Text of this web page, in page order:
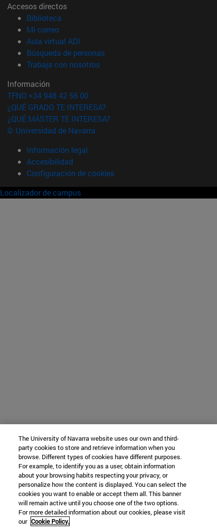
Accesos directos
Biblioteca
Mi correo(abre en nueva ventana)
Aula virtual ADI
Búsqueda de personas(abre en nueva ventana)
Trabaja con nosotros(abre en nueva ventana)
Información
TFNO +34 948 42 56 00
¿QUÉ GRADO TE INTERESA?
¿QUÉ MÁSTER TE INTERESA?
© Universidad de Navarra
Información legal
Accesibilidad
Configuración de cookies
Localizador de campus
The University of Navarra website uses our own and third-
party cookies to store and retrieve information when you
browse. Different types of cookies have different purposes.
For example, to identify you as a user, obtain information
about your browsing habits respecting your privacy, or
personalize how the content is displayed. You can select the
cookies you want to enable or accept them all. This banner
will remain active until you choose one of the two options.
For more detailed information about our cookies, please visit
our Cookie Policy.